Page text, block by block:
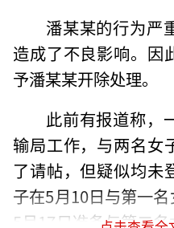
潘某某的行为严
造成了不良影响。因
予潘某某开除处理。
此前有报道称，
输局工作，与两名女
了请帖，但疑似均未
子在5月10日与第一
5月17日准备与第二